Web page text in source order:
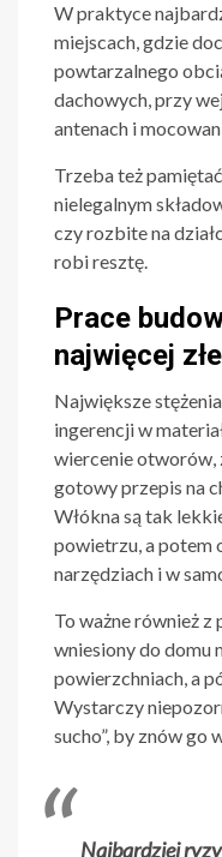
W praktyce
miejscach, gdzie
powtarzalnego
dachowych, przy
antenach i
Trzeba też
nielegalnym
czy rozbite na
robi resztę.
Prace
najwięcej
Największe
ingerencji w
wiercenie otworów,
gotowy przepis na
Włókna są tak
powietrzu, a potem
narzędziach i w
To ważne również
wniesiony do domu
powierzchniach, a
Wystarczy
sucho”, by znów go
Najbardziej